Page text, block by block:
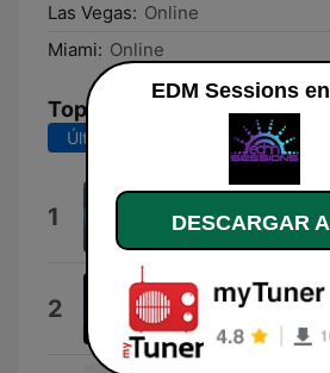
Las Vegas: Online
Miami: Online
Top Canciones
Últimos 7 días Últimos 30 días
1 Dakota Flick
2 Starlight
Brittany Egbert
EDM Sessions
DESCARGAR